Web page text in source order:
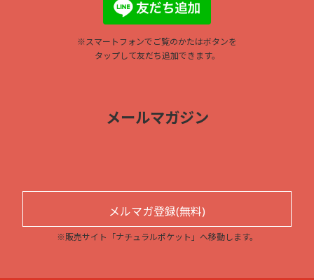
※スマートフォンでご覧のかたはボタンを
タッ プして友だち追加できます。
メールマガジン
メルマガ登録(無料)
※販売サイト「ナチュラルポケット」へ移動します。